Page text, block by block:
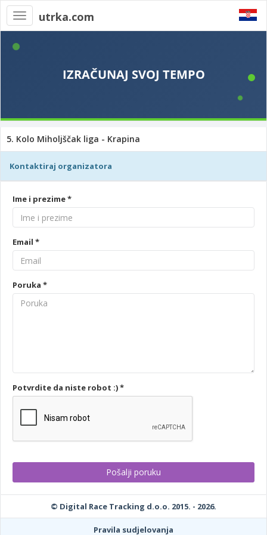
Toggle
navigation
utrka.com
5. Kolo Miholjščak liga - Krapina
Kontaktiraj organizatora
Ime i prezime *
Email *
Poruka *
Potvrdite da niste robot :) *
© Digital Race Tracking d.o.o. 2015. - 2026.
Pravila sudjelovanja